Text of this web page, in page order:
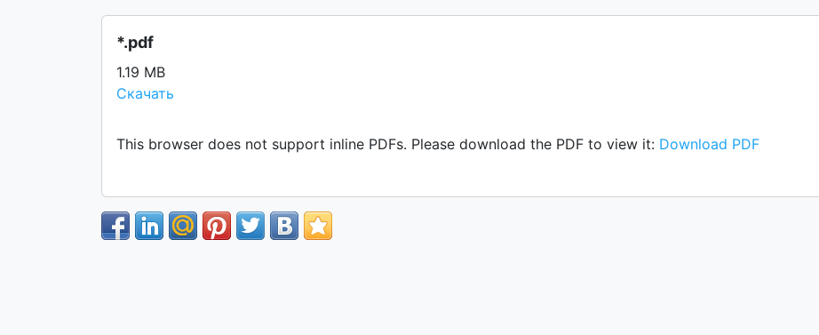
*.pdf
1.19 MB
Скачать
This browser does not support inline PDFs. Please download the PDF to view it: Download PDF